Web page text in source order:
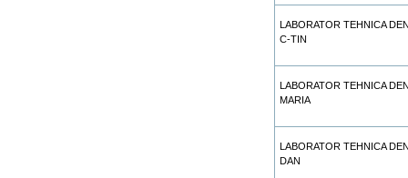
LABORATOR TEHNICA
C-TIN
LABORATOR TEHNICA
MARIA
LABORATOR TEHNICA
DAN